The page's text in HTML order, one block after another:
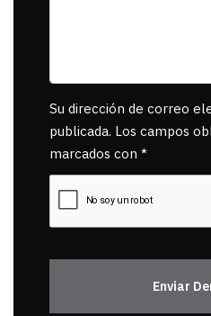
Su dirección de correo
publicada. Los campos
marcados con *
Enviar